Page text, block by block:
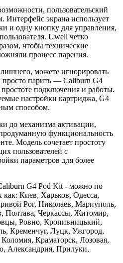
пользовательский
Интерфейс экрана использует
и одну кнопку для управления,
Uwell четко
чтобы технические
процесс парения.
можете игнорировать
парить — Caliburn G4
подключения и работы.
настройки картриджа, G4
способом.
до механизма активации,
функциональность
Модель сочетает простоту
пользователей с
параметров для более
G4 Pod Kit - можно по
как: Киев, Харьков, Одесса,
Рог, Николаев, Мариуполь,
Полтава, Черкассы, Житомир,
Ровно, Кропивницький,
Кременчуг, Луцк, Ужгород,
Краматорск, Лозовая,
Александрия, Прилуки,